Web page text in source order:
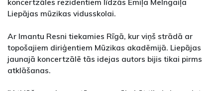
Liepājas mūzikas vidusskolai.
Ar Imantu Resni tiekamies Rīgā, kur viņš strādā ar
topošajiem diriģentiem Mūzikas akadēmijā. Liepājas
jaunajā koncertzālē tās idejas autors bijis tikai pirms
atklāšanas.